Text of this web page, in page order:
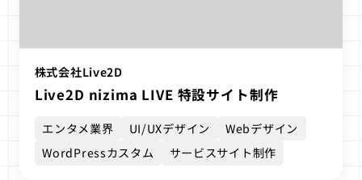
株式会社Live2D
Live2D nizima LIVE 特設サイト制作
エンタメ業界 UI/UXデザイン
Webデザイン
WordPressカスタム
サービスサイト制作